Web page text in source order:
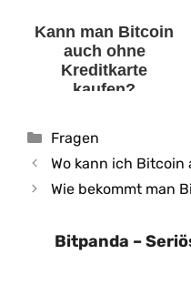
Kann man Bitcoin
auch ohne
Kreditkarte
kaufen?
Kategorien
Fragen
Wo kann ich Bitcoin
Wie bekommt man
Bitpanda –